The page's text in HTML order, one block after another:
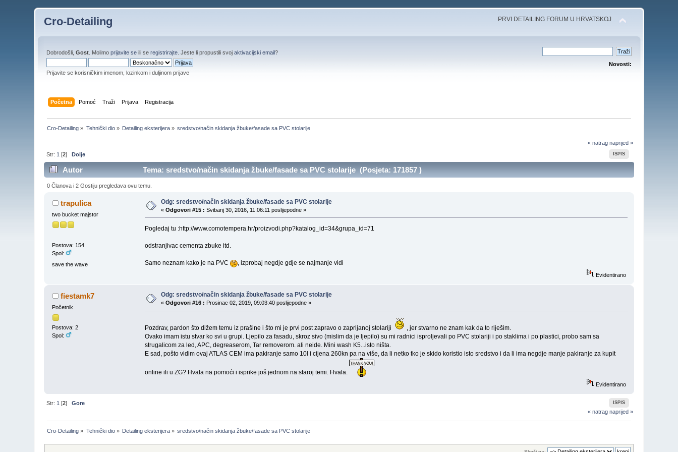
Cro-Detailing PRVI DETAILING FORUM U HRVATSKOJ
Dobrodošli,Gost . Molimoprijavite se ili seregistrirajte . Jeste li propustili svojaktivacijski email?
Prijavite se korisničkim imenom, lozinkom i duljinom prijave
Novosti:
Početna Pomoć Traži Prijava Registracija
Cro-Detailing » Tehnički dio» Detailing eksterijera » sredstvo/način skidanja žbuke/fasade sa PVC stolarije
« natrag naprijed »
ISPIS
Str: 1 [2]Dolje
Autor Tema: sredstvo/način skidanja žbuke/fasade sa PVC stolarije (Posjeta: 171857 )
0 Članova i 2 Gostiju pregledava ovu temu.
trapulica
two bucket majstor
Postova: 154
Spol:
save the wave
Odg: sredstvo/način skidanja žbuke/fasade sa PVC stolarije
«Odgovori #15 : Svibanj 30, 2016, 11:06:11 poslijepodne »
Pogledaj tu :http://www.comotempera.hr/proizvodi.php?katalog_id=34&grupa_id=71
odstranjivac cementa zbuke itd.
Samo neznam kako je na PVC , izprobaj negdje gdje se najmanje vidi
Evidentirano
fiestamk7
Početnik
Postova: 2
Spol:
Odg: sredstvo/način skidanja žbuke/fasade sa PVC stolarije
«Odgovori #16 : Prosinac 02, 2019, 09:03:40 poslijepodne »
Pozdrav, pardon što dižem temu iz prašine i što mi je prvi post zapravo o zaprljanoj stolariji
, jer stvarno ne znam kak da to riješim.
Ovako imam istu stvar ko svi u grupi. Ljepilo za fasadu, skroz sivo (mislim da je ljepilo) su mi radnici isproljevali po PVC stolariji i po staklima i po plastici, probo sam sa
strugalicom za led, APC, degreaserom, Tar removerom. ali neide. Mini wash K5...isto ništa.
E sad, pošto vidim ovaj ATLAS CEM ima pakiranje samo 10l i cijena 260kn pa na više, da li netko tko je skido koristio isto sredstvo i da li ima negdje manje pakiranje za kupit
online ili u ZG? Hvala na pomoći i isprike još jednom na staroj temi. Hvala.
Evidentirano
ISPIS
Str: 1 [2]Gore
« natrag naprijed »
Cro-Detailing » Tehnički dio» Detailing eksterijera » sredstvo/način skidanja žbuke/fasade sa PVC stolarije